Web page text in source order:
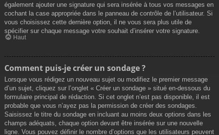
également ajouter une signature qui sera insérée à tous vos messages en
cochant la case appropriée dans le panneau de contrôle de l’utilisateur. Si
vous choisissez cette dernière option, il ne vous sera plus utile de
spécifier sur chaque message votre souhait d’insérer votre signature.
Haut
Comment puis-je créer un sondage ?
Lorsque vous rédigez un nouveau sujet ou modifiez le premier message
d’un sujet, cliquez sur l’onglet « Créer un sondage » situé en-dessous du
formulaire principal de rédaction. Si cet onglet n’est pas disponible, il est
probable que vous n’ayez pas la permission de créer des sondages.
Saisissez le titre du sondage en incluant au moins deux options dans les
champs adéquats, chaque option devant être insérée sur une nouvelle
ligne. Vous pouvez définir le nombre d’options que les utilisateurs peuvent